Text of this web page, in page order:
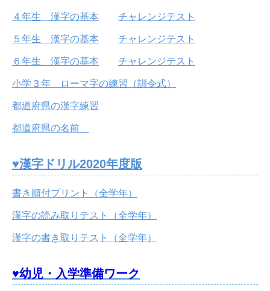
４年生 漢字の基本 チャレンジテスト
５年生 漢字の基本 チャレンジテスト
６年生 漢字の基本 チャレンジテスト
小学３年 ローマ字の練習（訓令式）
都道府県の漢字練習
都道府県の名前
♥漢字ドリル2020年度版
書き順付プリント（全学年）
漢字の読み取りテスト（全学年）
漢字の書き取りテスト（全学年）
♥幼児・入学準備ワーク